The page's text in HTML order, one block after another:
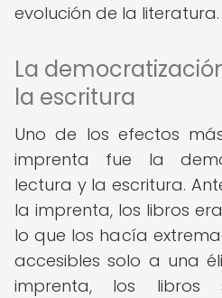
evolución de la literatura.
La
la escritura
Uno de los efectos
imprenta fue la
lectura y la escritura.
la imprenta, los libros
lo que los hacía
accesibles solo a una
imprenta, los libros